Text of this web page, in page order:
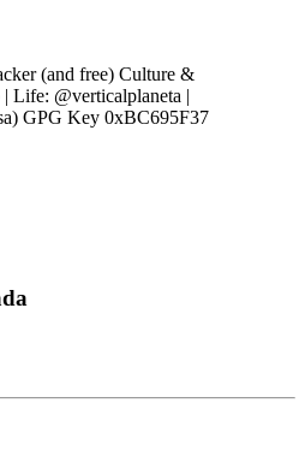
(and free) Culture &
Life: @verticalplaneta |
GPG Key 0xBC695F37